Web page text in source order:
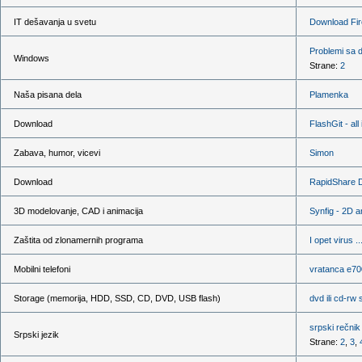
IT dešavanja u svetu Download
Windows
Problemi sa
Strane: 2
Naša pisana dela Plamenka
Download FlashGit -
Zabava, humor, vicevi Simon
Download RapidShare
3D modelovanje, CAD i animacija Synfig - 2D
Zaštita od zlonamernih programa I opet virus
Mobilni telefoni vratanca
Storage (memorija, HDD, SSD, CD, DVD, USB flash) dvd ili cd-rw
Srpski jezik
srpski rečnik
Strane: 2 3